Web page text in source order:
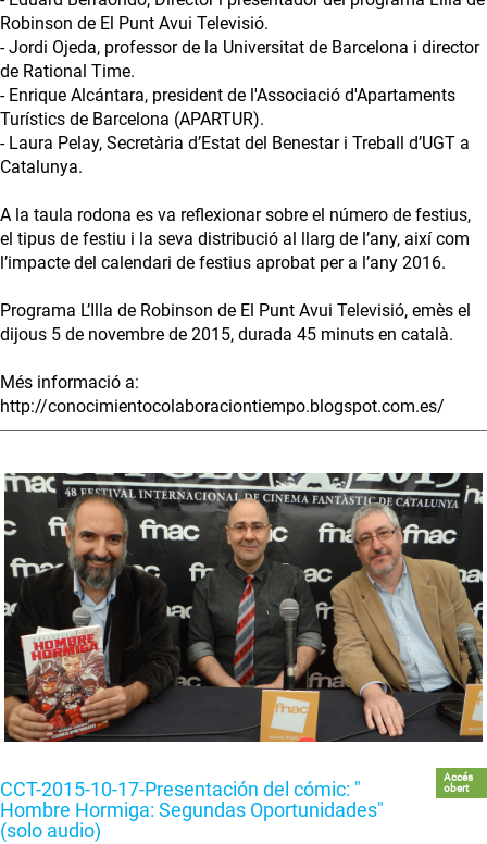
Robinson de El Punt Avui Televisió.
- Jordi Ojeda, professor de la Universitat de Barcelona i director
de Rational Time.
- Enrique Alcántara, president de l'Associació d'Apartaments
Turístics de Barcelona (APARTUR).
- Laura Pelay, Secretària d’Estat del Benestar i Treball d’UGT a
Catalunya.
A la taula rodona es va reflexionar sobre el número de festius,
el tipus de festiu i la seva distribució al llarg de l’any, així com
l’impacte del calendari de festius aprobat per a l’any 2016.
Programa L’Illa de Robinson de El Punt Avui Televisió, emès el
dijous 5 de novembre de 2015, durada 45 minuts en català.
Més informació a:
http://conocimientocolaboraciontiempo.blogspot.com.es/
CCT-2015-10-17-Presentación del cómic: "
Hombre Hormiga: Segundas Oportunidades"
(solo audio)
Accés
obert